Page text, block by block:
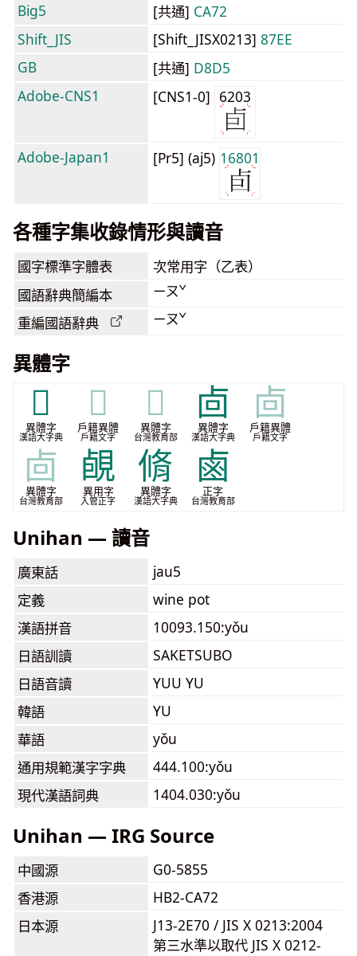
Big5 [共通] CA72
Shift_JIS
[Shift_JISX0213] 87EE
GB
[共通] D8D5
Adobe-CNS1
[CNS1-0] 6203
Adobe-Japan1 [Pr5] (aj5) 16801
各種字集收錄情形與讀音
國字標準字體表 次常用字（乙表）
國語辭典簡編本 ㄧㄡˇ
重編國語辭典 ㄧㄡˇ
異體字
𠧪
異體字
漢語大字典
𠧪
戶籍異體
戶籍文字
𠧪
異體字
台灣教育部
㔽
異體字
漢語大字典
㔽
戶籍異體
戶籍文字
㔽
異體字
台灣教育部
䚃
異用字
入管正字
脩
異體字
漢語大字典
鹵
正字
台灣教育部
Unihan — 讀音
廣東話
jau5
定義
wine pot
漢語拼音
10093.150:yǒu
日語訓讀
SAKETSUBO
日語音讀
YUU YU
韓語
YU
華語
yǒu
通用規範漢字字典
444.100:yǒu
現代漢語詞典
1404.030:yǒu
Unihan — IRG Source
中國源
G0-5855
香港源
HB2-CA72
日本源
J13-2E70 / JIS X 0213:2004
第三水準以取代 JIS X 0212-